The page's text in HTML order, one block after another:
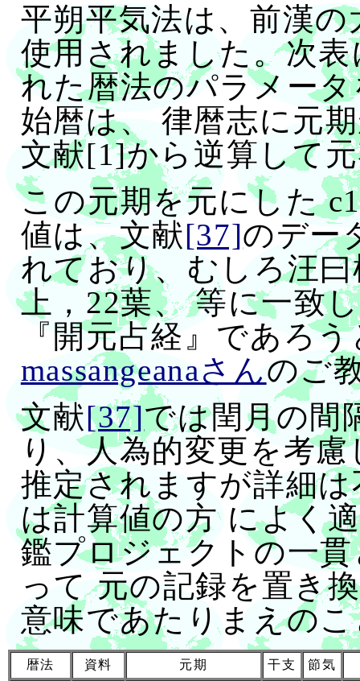
平朔平気法は、前漢
使用されました。次
れた暦法のパラメー
始暦は、 律暦志に元
文献[1]から逆算して
この元期を元にした
値は、文献[37]のデー
れており、むしろ汪
上，22葉、 等に一致
『開元占経』であろ
massangeanaさんのご
文献[37]では閏月の間
り、人為的変更を考
推定されますが詳細
は計算値の方 によく
鑑プロジェクトの一
って 元の記録を置き
意味であたりまえの
暦法 資料 元期 干支 節気